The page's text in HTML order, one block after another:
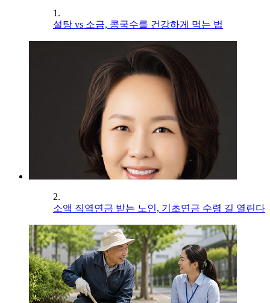
1.
설탕 vs 소금, 콩국수를 건강하게 먹는 법
2.
소액 직역연금 받는 노인, 기초연금 수령 길 열린다